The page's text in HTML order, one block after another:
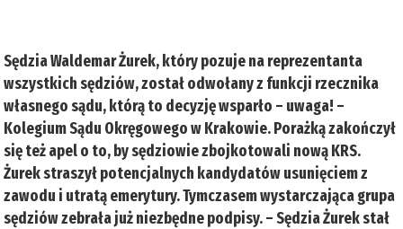
Sędzia Waldemar Żurek, który pozuje na reprezentanta
wszystkich sędziów, został odwołany z funkcji rzecznika
własnego sądu, którą to decyzję wsparło – uwaga! –
Kolegium Sądu Okręgowego w Krakowie. Porażką zakończył
się też apel o to, by sędziowie zbojkotowali nową KRS.
Żurek straszył potencjalnych kandydatów usunięciem z
zawodu i utratą emerytury. Tymczasem wystarczająca grupa
sędziów zebrała już niezbędne podpisy. – Sędzia Żurek stał